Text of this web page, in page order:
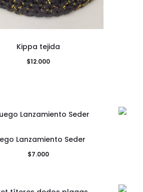
Kippa tejida
$12.000
Lanzamiento Seder
$7.000